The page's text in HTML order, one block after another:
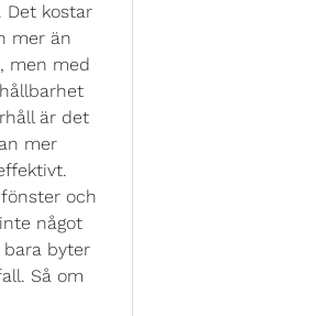
Det kostar
mer än
men med
är det
mer
och
något
byter
Så om